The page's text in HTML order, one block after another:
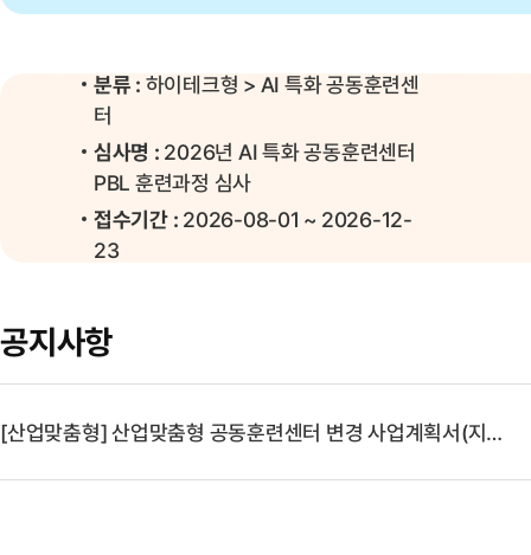
분류 : 하이테크형 > AI 특화 공동훈련센
터
심사명 : 2026년 AI 특화 공동훈련센터
PBL 훈련과정 심사
접수기간 : 2026-08-01 ~ 2026-12-
23
공지사항
[산업맞춤형] 산업맞춤형 공동훈련센터 변경 사업계획서(지원금) 신청 양식